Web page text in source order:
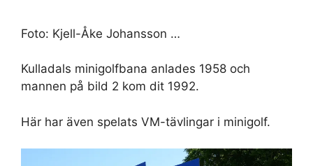
Foto: Kjell-Åke Johansson …
Kulladals minigolfbana anlades 1958 och
mannen på bild 2 kom dit 1992.
Här har även spelats VM-tävlingar i minigolf.